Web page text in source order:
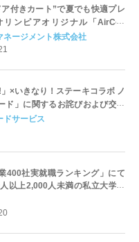
付きカート”で夏でも快適プレ
ピアオリジナル「AirCon
）」導入 | ＰＧＭ
ネージメント株式会社
×いきなり！ステーキコラボ ノ
ド」に関するお詫びおよび交換
ドサービス
400社実就職ランキング」にて
以上2,000人未満の私立大学で
実就職率は26.5%（前年比＋
私立大学でも10位にランクイン